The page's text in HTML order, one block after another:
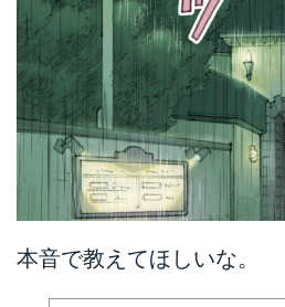
本音で教えてほしいな。